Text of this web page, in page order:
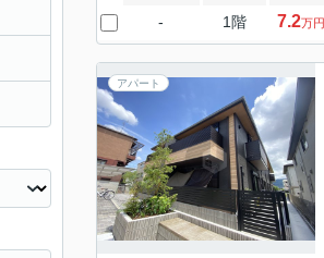
- 1階 7.2万円
アパート